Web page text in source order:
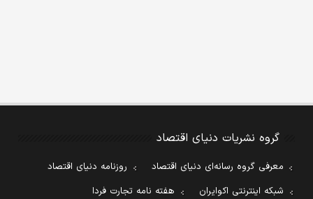
گروه نشریات دنیای اقتصاد
معرفی گروه رسانه‌ای دنیای اقتصاد
روزنامه دنیای اقتصاد
شبکه اینترنتی اکوایران
هفته نامه تجارت فردا